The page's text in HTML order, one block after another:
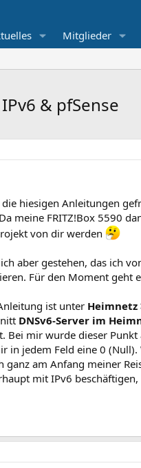
Mitglieder
& pfSense
hiesigen Anleitungen
meine FRITZ!Box 5590
von dir werden
aber gestehen, das ich
Für den Moment geht
ist unter
DNSv6-Server im
Bei mir wurde dieser
in jedem Feld eine 0
ganz am Anfang meiner
mit IPv6